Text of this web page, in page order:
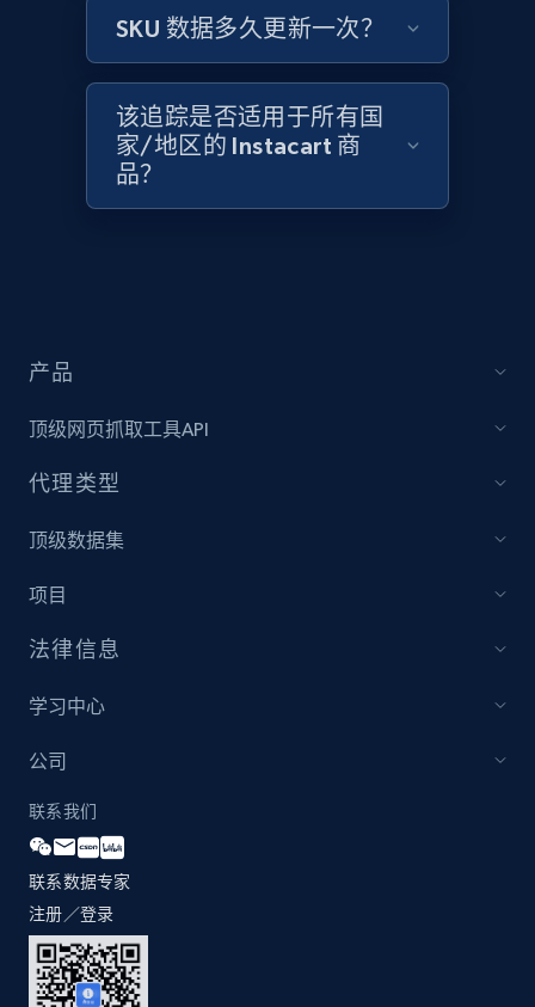
Title, Seller name, Brand, Description, Initial
price, Currency, Availability, Reviews count, and
more.
2.1K+ 375+ 立即开始
more.
2.1K+ 375+
Amazon products global dataset - Collect
Title, Seller name, Brand, Description, Initial
price, Currency, Availability, Reviews count, and
more.
Amazon products global dataset - Collect
products from Brands URLs
Title, Seller name, Brand, Description, Initial
price, Currency, Availability, Reviews count, and
more.
SKU 数据多久更新一次？
该追踪是否适用于所有国
家/地区的 Instacart 商
品？
产品
顶级网页抓取工具API
代理类型
顶级数据集
项目
法律信息
学习中心
公司
联系我们
联系数据专家
注册／登录